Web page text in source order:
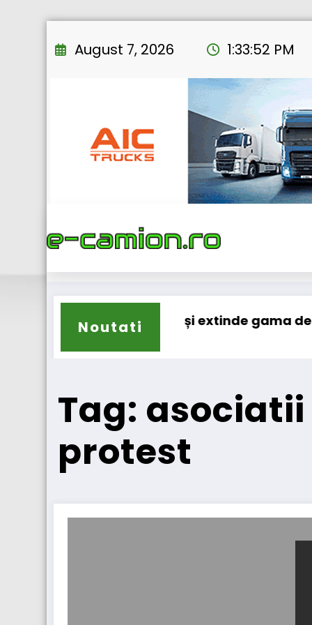
to
August 7, 2026 1:33:53 PM
Noutati
Sailun își extinde gama de anvelope
Tag:
protest